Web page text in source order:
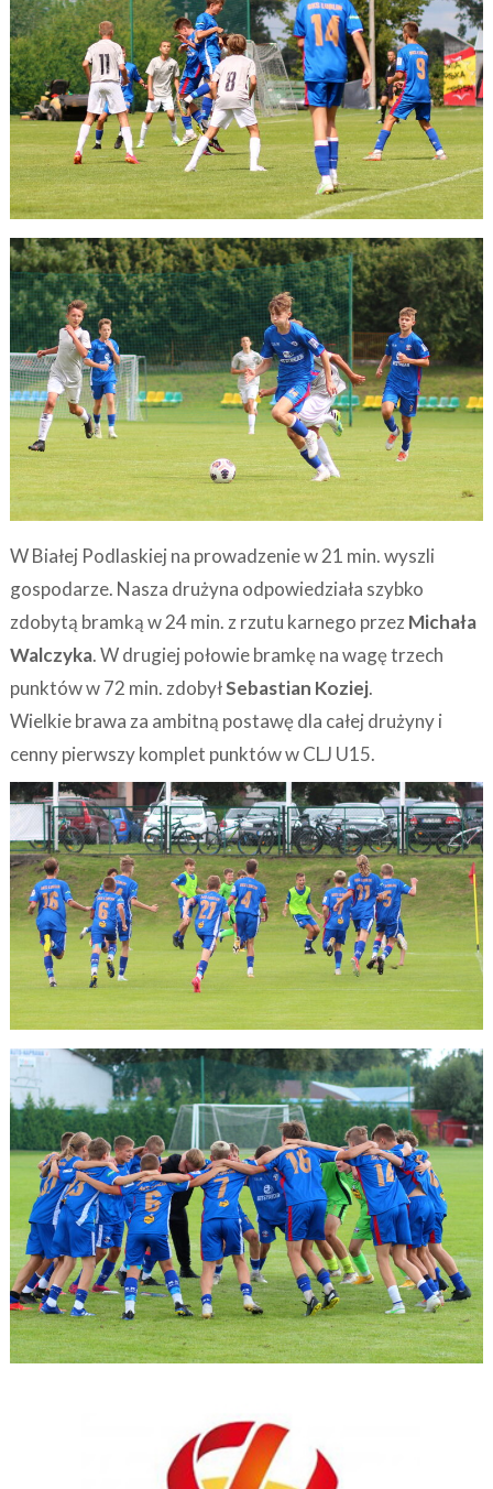
W Białej Podlaskiej na prowadzenie w 21 min. wyszli
gospodarze. Nasza drużyna odpowiedziała szybko
zdobytą bramką w 24 min. z rzutu karnego przezMichała
Walczyka. W drugiej połowie bramkę na wagę trzech
punktów w 72 min. zdobyłSebastian Koziej.
Wielkie brawa za ambitną postawę dla całej drużyny i
cenny pierwszy komplet punktów w CLJ U15.